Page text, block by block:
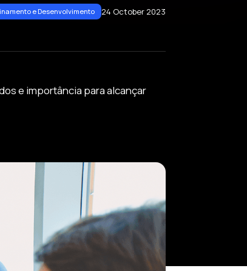
e Desenvolvimento 24 October 2023
e importância para alcançar